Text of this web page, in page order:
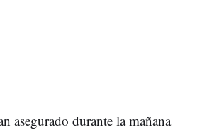
asegurado durante la mañana